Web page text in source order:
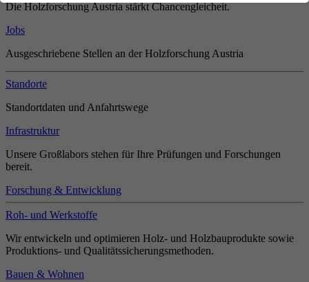
Die Holzforschung Austria stärkt Chancengleicheit.
Jobs
Ausgeschriebene Stellen an der Holzforschung Austria
Standorte
Standortdaten und Anfahrtswege
Infrastruktur
Unsere Großlabors stehen für Ihre Prüfungen und Forschungen
bereit.
Forschung & Entwicklung
Roh- und Werkstoffe
Wir entwickeln und optimieren Holz- und Holzbauprodukte sowie
Produktions- und Qualitätssicherungsmethoden.
Bauen & Wohnen